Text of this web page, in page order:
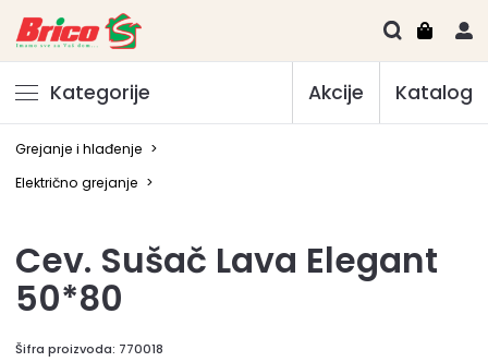
Kategorije Akcije Katalog
Grejanje i hlađenje >
Električno grejanje >
Cev. Sušač Lava Elegant
50*80
Šifra proizvoda: 770018